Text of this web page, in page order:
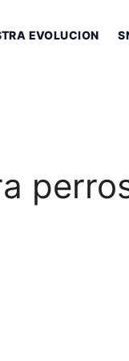
EVOLUCION